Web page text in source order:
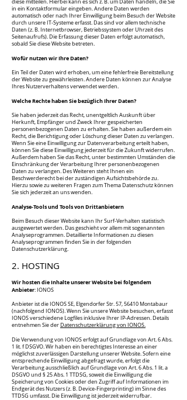
diese mitteilen. Hierbei kann es sich z. B. um Daten handeln, die Sie
in ein Kontaktformular eingeben. Andere Daten werden
automatisch oder nach Ihrer Einwilligung beim Besuch der Website
durch unsere IT-Systeme erfasst. Das sind vor allem technische
Daten (z. B. Internetbrowser, Betriebssystem oder Uhrzeit des
Seitenaufrufs). Die Erfassung dieser Daten erfolgt automatisch,
sobald Sie diese Website betreten.
Wofür nutzen wir Ihre Daten?
Ein Teil der Daten wird erhoben, um eine fehlerfreie Bereitstellung
der Website zu gewährleisten. Andere Daten können zur Analyse
Ihres Nutzerverhaltens verwendet werden.
Welche Rechte haben Sie bezüglich Ihrer Daten?
Sie haben jederzeit das Recht, unentgeltlich Auskunft über
Herkunft, Empfänger und Zweck Ihrer gespeicherten
personenbezogenen Daten zu erhalten. Sie haben außerdem ein
Recht, die Berichtigung oder Löschung dieser Daten zu verlangen.
Wenn Sie eine Einwilligung zur Datenverarbeitung erteilt haben,
können Sie diese Einwilligung jederzeit für die Zukunft widerrufen.
Außerdem haben Sie das Recht, unter bestimmten Umständen die
Einschränkung der Verarbeitung Ihrer personenbezogenen
Daten zu verlangen. Des Weiteren steht Ihnen ein
Beschwerderecht bei der zuständigen Aufsichtsbehörde zu.
Hierzu sowie zu weiteren Fragen zum Thema Datenschutz können
Sie sich jederzeit an uns wenden.
Analyse-Tools und Tools von Drittanbietern
Beim Besuch dieser Website kann Ihr Surf-Verhalten statistisch
ausgewertet werden. Das geschieht vor allem mit sogenannten
Analyseprogrammen. Detaillierte Informationen zu diesen
Analyseprogrammen finden Sie in der folgenden
Datenschutzerklärung.
2. HOSTING
Wir hosten die Inhalte unserer Website bei folgendem
Anbieter:IONOS
Anbieter ist die IONOS SE, Elgendorfer Str. 57, 56410 Montabaur
(nachfolgend IONOS). Wenn Sie unsere Website besuchen, erfasst
IONOS verschiedene Logfiles inklusive Ihrer IP-Adressen. Details
entnehmen Sie derDatenschutzerklärung von IONOS.
Die Verwendung von IONOS erfolgt auf Grundlage von Art. 6 Abs.
1 lit. f DSGVO. Wir haben ein berechtigtes Interesse an einer
möglichst zuverlässigen Darstellung unserer Website. Sofern eine
entsprechende Einwilligung abgefragt wurde, erfolgt die
Verarbeitung ausschließlich auf Grundlage von Art. 6 Abs. 1 lit. a
DSGVO und § 25 Abs. 1 TTDSG, soweit die Einwilligung die
Speicherung von Cookies oder den Zugriff auf Informationen im
Endgerät des Nutzers (z. B. Device-Fingerprinting) im Sinne des
TTDSG umfasst. Die Einwilligung ist jederzeit widerrufbar.